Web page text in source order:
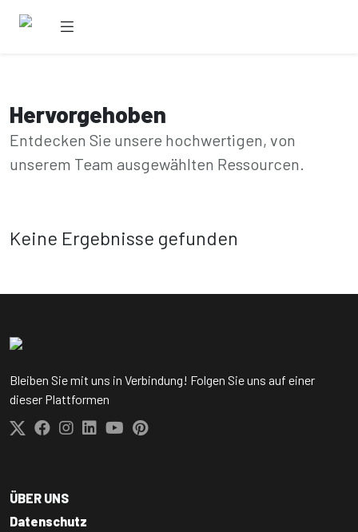
Hervorgehoben
Entdecken Sie unsere hochwertigen, von
unserem Team ausgewählten Ressourcen.
Keine Ergebnisse gefunden
Bleiben Sie mit uns in Verbindung! Folgen Sie uns auf einer
dieser Plattformen
ÜBER UNS
Datenschutz